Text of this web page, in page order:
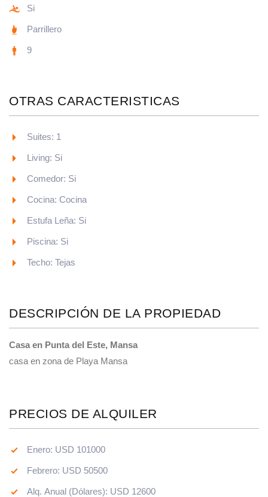
Si
Parrillero
9
OTRAS CARACTERISTICAS
Suites: 1
Living: Si
Comedor: Si
Cocina: Cocina
Estufa Leña: Si
Piscina: Si
Techo: Tejas
DESCRIPCIÓN DE LA PROPIEDAD
Casa en Punta del Este, Mansa
casa en zona de Playa Mansa
PRECIOS DE ALQUILER
Enero: USD 101000
Febrero: USD 50500
Alq. Anual (Dólares): USD 12600